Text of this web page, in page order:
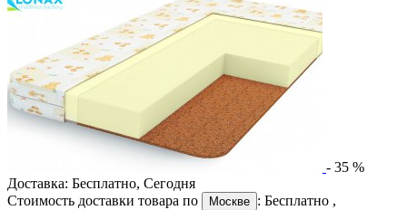
- 35 %
Доставка: Бесплатно, Сегодня
Стоимость доставки товара по
Москве : Бесплатно ,